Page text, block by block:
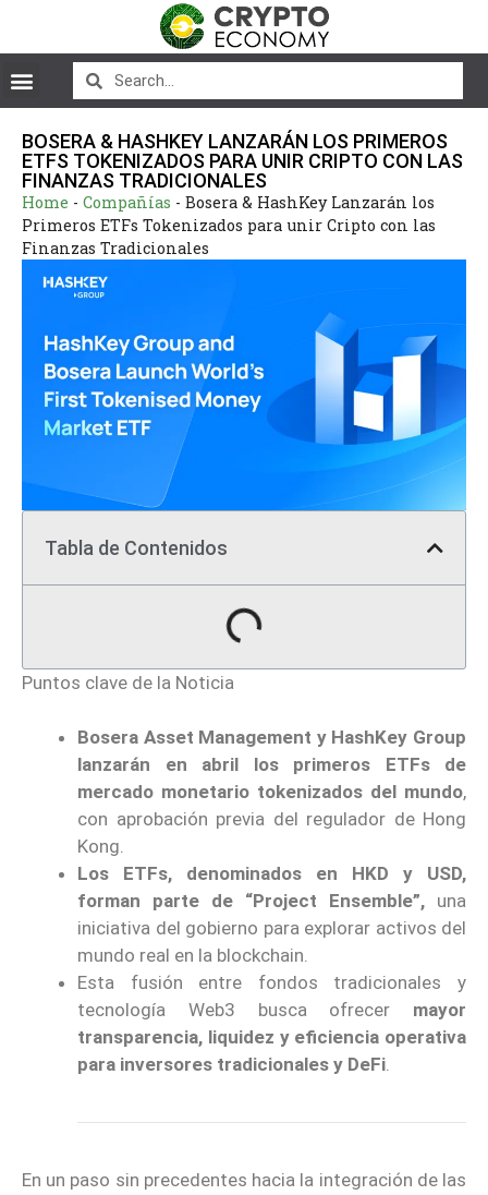
BOSERA & HASHKEY LANZARÁN LOS PRIMEROS
ETFS TOKENIZADOS PARA UNIR CRIPTO CON LAS
FINANZAS TRADICIONALES
Home - Compañías - Bosera & HashKey Lanzarán los
Primeros ETFs Tokenizados para unir Cripto con las
Finanzas Tradicionales
Tabla de Contenidos
Puntos clave de la Noticia
Bosera Asset Management y HashKey Group
lanzarán en abril los primeros ETFs de
mercado monetario tokenizados del mundo,
con aprobación previa del regulador de Hong
Kong.
Los ETFs, denominados en HKD y USD,
forman parte de “Project Ensemble”, una
iniciativa del gobierno para explorar activos del
mundo real en la blockchain.
Esta fusión entre fondos tradicionales y
tecnología Web3 busca ofrecer mayor
transparencia, liquidez y eficiencia operativa
para inversores tradicionales y DeFi.
En un paso sin precedentes hacia la integración de las